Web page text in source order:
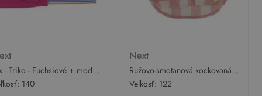
- Triko - Fuchsiové + modro-
žluté pruhované Next
140
Next
Ružovo-smotanová kockovaná
huňatá košeľová bunda Next
Veľkosť: 122